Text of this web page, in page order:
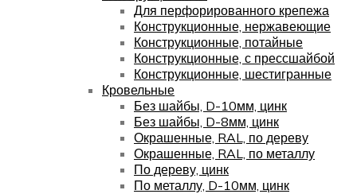
Для перфорированного крепежа
Конструкционные, нержавеющие
Конструкционные, потайные
Конструкционные, с прессшайбой
Конструкционные, шестигранные
Кровельные
Без шайбы, D-10мм, цинк
Без шайбы, D-8мм, цинк
Окрашенные, RAL, по дереву
Окрашенные, RAL, по металлу
По дереву, цинк
По металлу, D-10мм, цинк